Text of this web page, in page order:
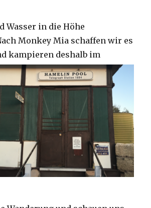
Wasser in die Höhe
Monkey Mia schaffen wir es
kampieren deshalb im